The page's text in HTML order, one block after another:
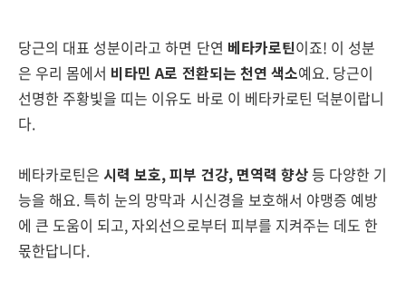
당근의 대표 성분이라고 하면 단연 베타카로틴이죠! 이 성분
은 우리 몸에서 비타민 A로 전환되는 천연 색소예요. 당근이
선명한 주황빛을 띠는 이유도 바로 이 베타카로틴 덕분이랍니
다.
베타카로틴은시력 보호, 피부 건강, 면역력 향상등 다양한 기
능을 해요. 특히 눈의 망막과 시신경을 보호해서 야맹증 예방
에 큰 도움이 되고, 자외선으로부터 피부를 지켜주는 데도 한
몫한답니다.